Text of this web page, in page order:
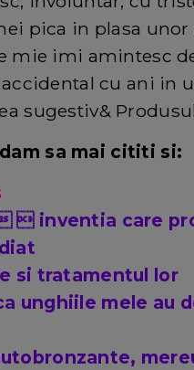
pica in plasa unor
mie imi amintesc
cu ani in
sugestiv&
sa mai cititi si:
inventia care
si tratamentul lor
unghiile mele au